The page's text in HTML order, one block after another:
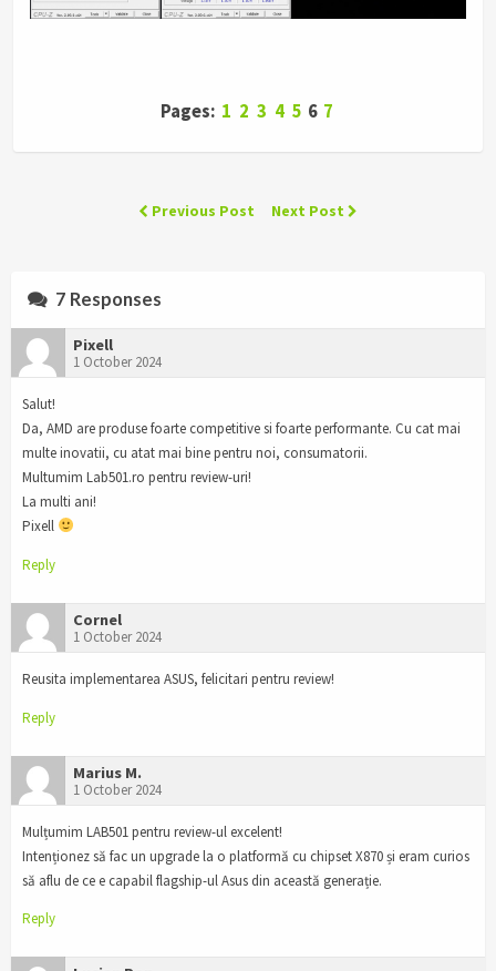
Pages: 1 2 3 4 5 6 7
Previous Post Next Post
7 Responses
Pixell
1 October 2024
Salut!
Da, AMD are produse foarte competitive si foarte performante. Cu cat mai
multe inovatii, cu atat mai bine pentru noi, consumatorii.
Multumim Lab501.ro pentru review-uri!
La multi ani!
Pixell
Reply
Cornel
1 October 2024
Reusita implementarea ASUS, felicitari pentru review!
Reply
Marius M.
1 October 2024
Mulțumim LAB501 pentru review-ul excelent!
Intenționez să fac un upgrade la o platformă cu chipset X870 și eram curios
să aflu de ce e capabil flagship-ul Asus din această generație.
Reply